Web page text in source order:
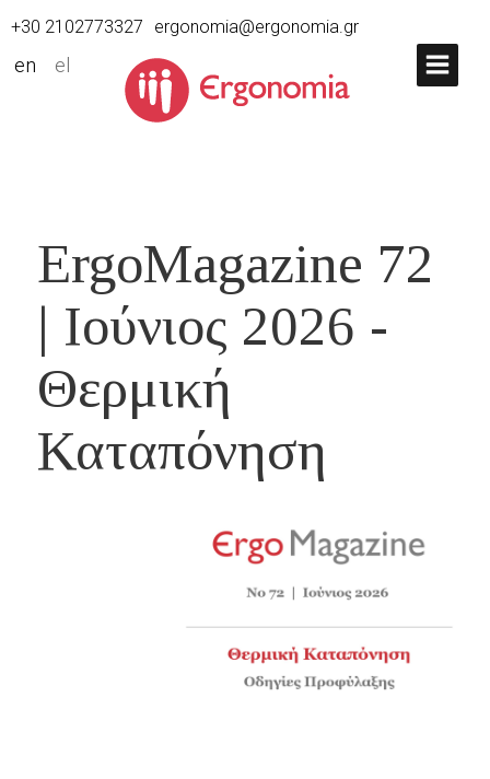
+30 2102773327 ergonomia@ergonomia.gr
en el
ErgoMagazine 72
| Ιούνιος 2026 -
Θερμική
Καταπόνηση